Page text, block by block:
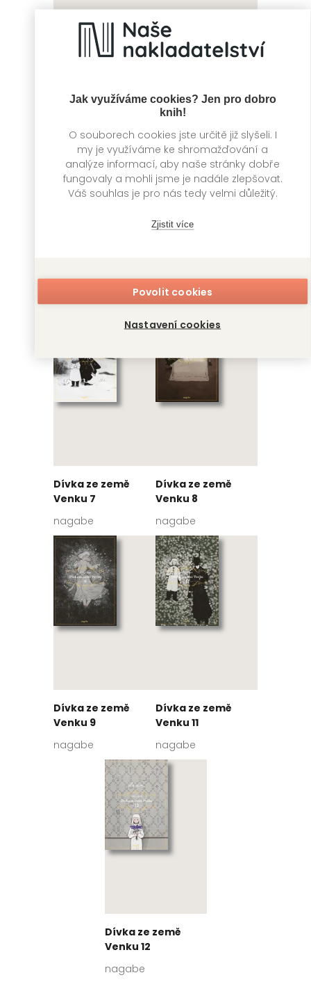
Jak využíváme cookies? Jen pro dobro
knih!
O souborech cookies jste určitě již slyšeli. I
my je využíváme ke shromažďování a
analýze informací, aby naše stránky dobře
fungovaly a mohli jsme je nadále zlepšovat.
Váš souhlas je pro nás tedy velmi důležitý.
Zjistit více
Povolit cookies
Nastavení cookies
Dívka ze země
Dívka ze země
Venku 4
Venku 5
Venku 6
nagabe
Dívka ze země
Venku 7
nagabe
Dívka ze země
Venku 8
nagabe
Dívka ze země
Venku 9
nagabe
Dívka ze země
Venku 11
nagabe
Dívka ze země
Venku 12
nagabe